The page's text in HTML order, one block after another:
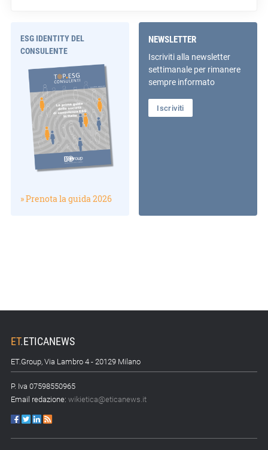
ESG IDENTITY DEL
CONSULENTE
» Prenota la guida 2026
NEWSLETTER
Iscriviti alla newsletter
settimanale per rimanere
sempre informato
Iscriviti
ET.ETICANEWS
ET.Group, Via Lambro 4 - 20129 Milano
P. Iva 07598550965
Email redazione: wikietica@eticanews.it